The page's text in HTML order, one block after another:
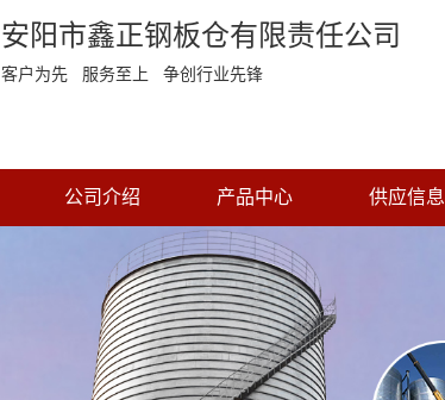
安阳市鑫正钢板仓有限责任公司
客户为先 服务至上 争创行业先锋
公司介绍 产品中心 供应信息